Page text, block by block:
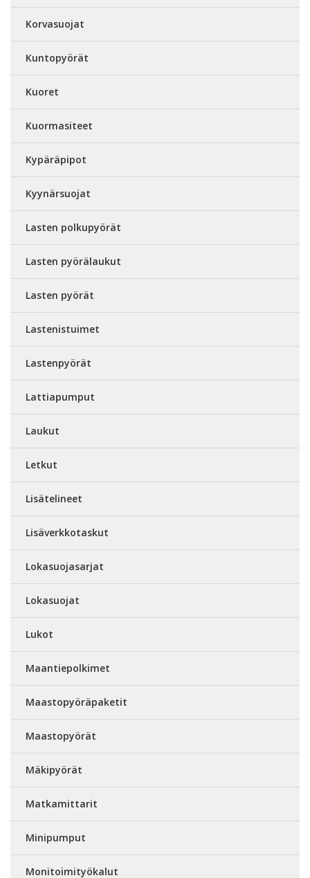
Korvasuojat
Kuntopyörät
Kuoret
Kuormasiteet
Kypäräpipot
Kyynärsuojat
Lasten polkupyörät
Lasten pyörälaukut
Lasten pyörät
Lastenistuimet
Lastenpyörät
Lattiapumput
Laukut
Letkut
Lisätelineet
Lisäverkkotaskut
Lokasuojasarjat
Lokasuojat
Lukot
Maantiepolkimet
Maastopyöräpaketit
Maastopyörät
Mäkipyörät
Matkamittarit
Minipumput
Monitoimityökalut